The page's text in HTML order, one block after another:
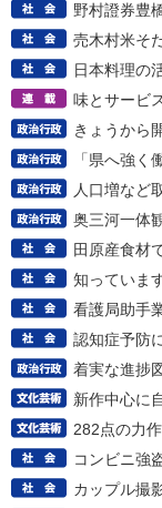
野村證券豊
売木村米そ
日本料理の
味とサービ
きょうから
「県へ強く
人口増など
奥三河一体
田原産食材
知っていま
看護局助手
認知症予防
着実な進捗
新作中心に
282点の力
コンビニ強
カップル撮